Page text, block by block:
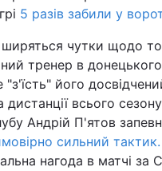
5 разів забили у
ширяться чутки щодо
тренер в
"з'їсть" його
дистанції всього
Андрій П'ятов
сильний тактик.
нагода в матчі за